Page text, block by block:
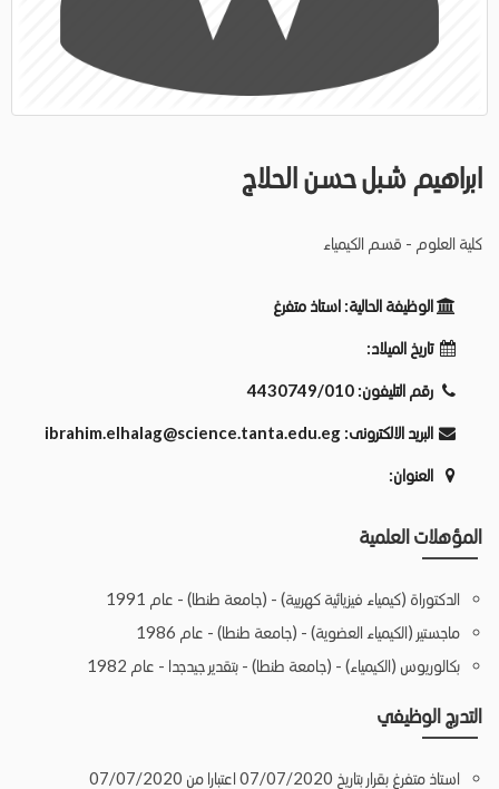
ابراهيم شبل حسن الحلاج
كلية العلوم - قسم الكيمياء
الوظيفة الحالية: استاذ متفرغ
تاريخ الميلاد:
رقم التليفون: 4430749/010
البريد الالكترونى: ibrahim.elhalag@science.tanta.edu.eg
العنوان:
المؤهلات العلمية
الدكتوراة (كيمياء فيزيائية كهربية) - (جامعة طنطا) - عام 1991
ماجستير (الكيمياء العضوية) - (جامعة طنطا) - عام 1986
بكالوريوس (الكيمياء) - (جامعة طنطا) - بتقدير جيدجدا - عام 1982
التدرج الوظيفي
استاذ متفرغ بقرار بتاريخ 07/07/2020 اعتبارا من 07/07/2020